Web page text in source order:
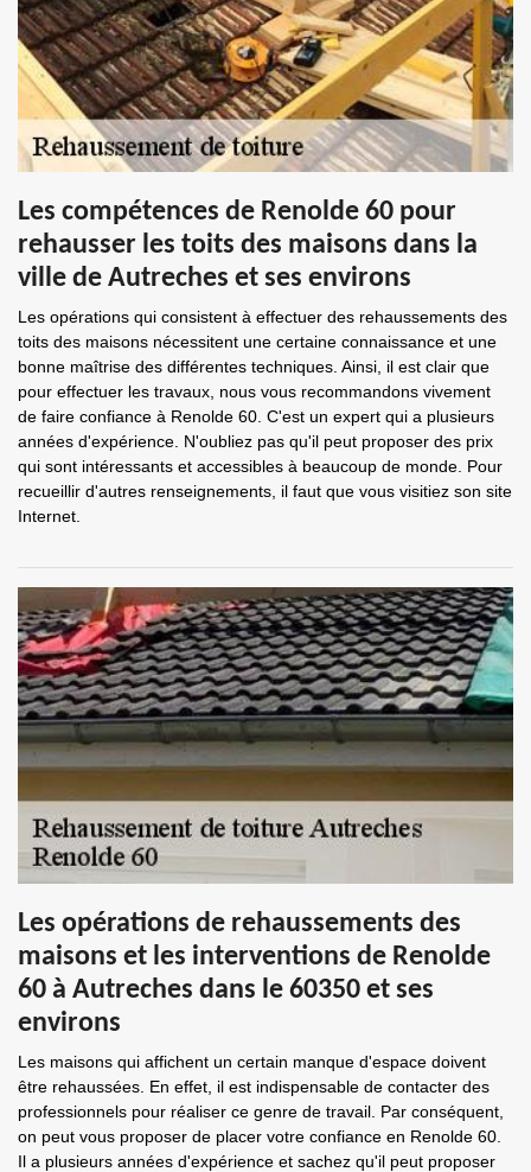
Les compétences de Renolde 60 pour
rehausser les toits des maisons dans la
ville de Autreches et ses environs
Les opérations qui consistent à effectuer des rehaussements des
toits des maisons nécessitent une certaine connaissance et une
bonne maîtrise des différentes techniques. Ainsi, il est clair que
pour effectuer les travaux, nous vous recommandons vivement
de faire confiance à Renolde 60. C'est un expert qui a plusieurs
années d'expérience. N'oubliez pas qu'il peut proposer des prix
qui sont intéressants et accessibles à beaucoup de monde. Pour
recueillir d'autres renseignements, il faut que vous visitiez son site
Internet.
Les opérations de rehaussements des
maisons et les interventions de Renolde
60 à Autreches dans le 60350 et ses
environs
Les maisons qui affichent un certain manque d'espace doivent
être rehaussées. En effet, il est indispensable de contacter des
professionnels pour réaliser ce genre de travail. Par conséquent,
on peut vous proposer de placer votre confiance en Renolde 60.
Il a plusieurs années d'expérience et sachez qu'il peut proposer